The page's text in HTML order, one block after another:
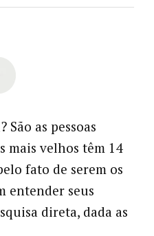
São as pessoas
mais velhos têm 14
fato de serem os
entender seus
direta, dada as